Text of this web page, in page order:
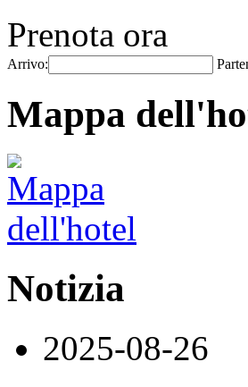
Prenota ora
Arrivo:
Mappa
Notizia
2025-08-26